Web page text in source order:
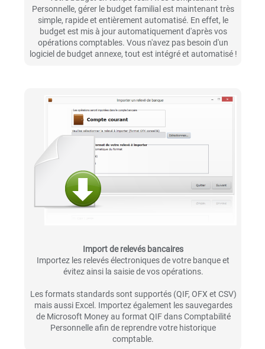
Personnelle, gérer le budget familial est maintenant très
simple, rapide et entièrement automatisé. En effet, le
budget est mis à jour automatiquement d'après vos
opérations comptables. Vous n'avez pas besoin d'un
logiciel de budget annexe, tout est intégré et automatisé !
Import de relevés bancaires
Importez les relevés électroniques de votre banque et
évitez ainsi la saisie de vos opérations.
Les formats standards sont supportés (QIF, OFX et CSV)
mais aussi Excel. Importez également les sauvegardes
de Microsoft Money au format QIF dans Comptabilité
Personnelle afin de reprendre votre historique
comptable.